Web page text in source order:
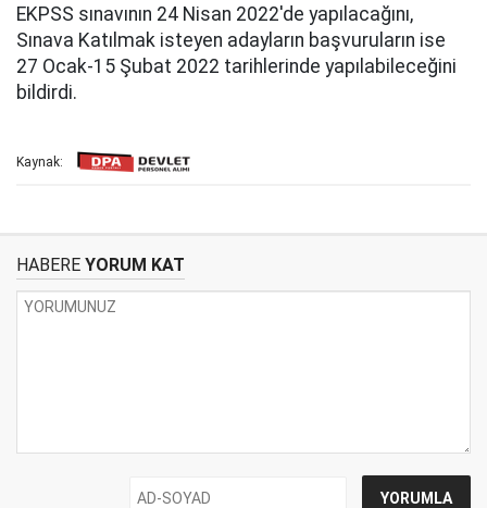
EKPSS sınavının 24 Nisan 2022'de yapılacağını,
Sınava Katılmak isteyen adayların başvuruların ise
27 Ocak-15 Şubat 2022 tarihlerinde yapılabileceğini
bildirdi.
Kaynak:
HABERE YORUM KAT